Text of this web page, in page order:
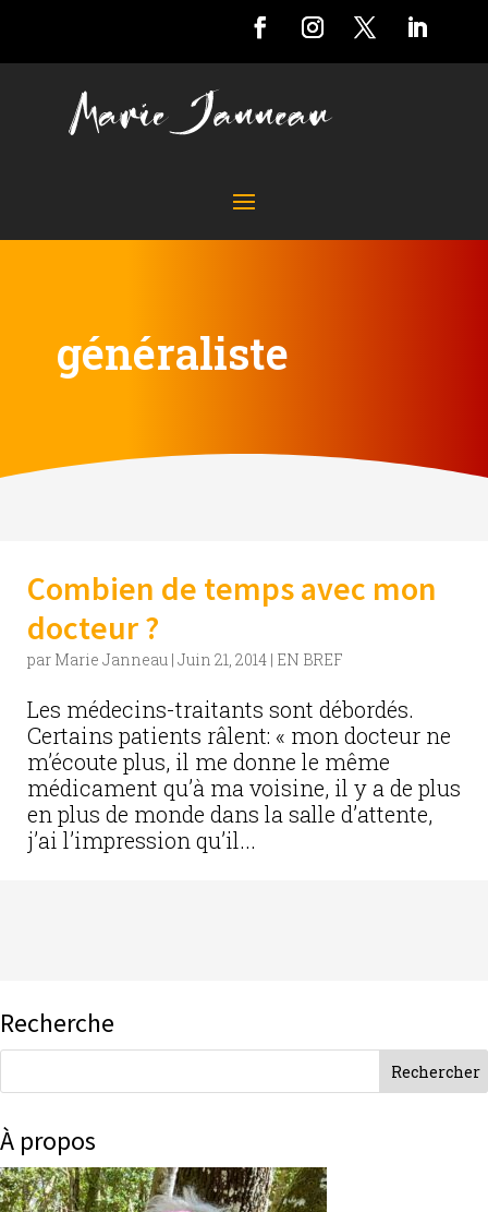
généraliste
Combien de temps avec mon
docteur ?
par Marie Janneau | Juin 21, 2014 | EN BREF
Les médecins-traitants sont débordés.
Certains patients râlent: « mon docteur ne
m’écoute plus, il me donne le même
médicament qu’à ma voisine, il y a de plus
en plus de monde dans la salle d’attente,
j’ai l’impression qu’il...
Recherche
À propos